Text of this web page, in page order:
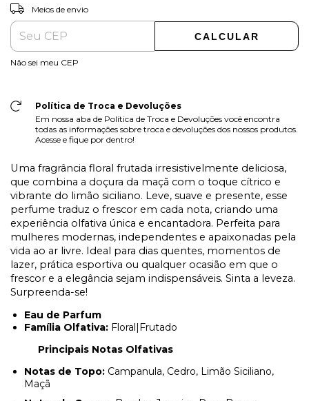
Entregas para o CEP:
Meios de envio
CALCULAR
Não sei meu CEP
Política de Troca e Devoluções
Em nossa aba de Política de Troca e Devoluções você encontra
todas as informações sobre troca e devoluções dos nossos produtos.
Acesse e fique por dentro!
Uma fragrância floral frutada irresistivelmente deliciosa,
que combina a doçura da maçã com o toque cítrico e
vibrante do limão siciliano. Leve, suave e presente, esse
perfume traduz o frescor em cada nota, criando uma
experiência olfativa única e encantadora. Perfeita para
mulheres modernas, independentes e apaixonadas pela
vida ao ar livre. Ideal para dias quentes, momentos de
lazer, prática esportiva ou qualquer ocasião em que o
frescor e a elegância sejam indispensáveis. Sinta a leveza.
Surpreenda-se!
Eau de Parfum
Família Olfativa: Floral|Frutado
Principais Notas Olfativas
Notas de Topo: Campanula, Cedro, Limão Siciliano,
Maçã